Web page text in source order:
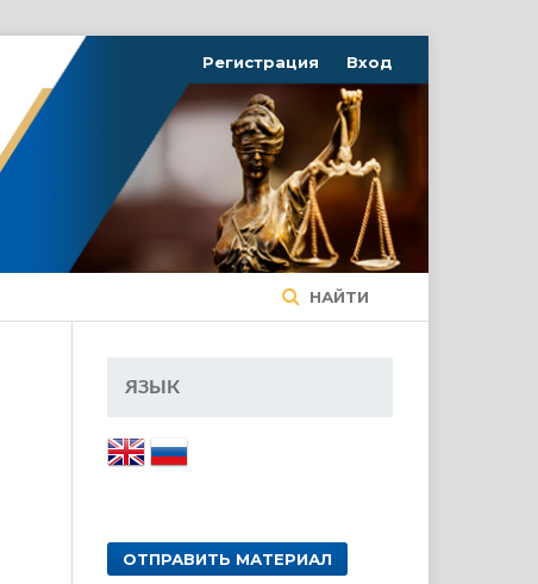
НАЙТИ
Регистрация Вход
ЯЗЫК
ОТПРАВИТЬ МАТЕРИАЛ